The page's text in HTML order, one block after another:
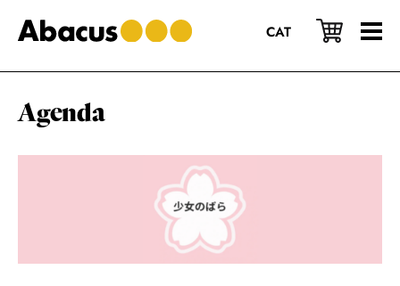
al
contenido
a
la
lateral
al
pie
página
CAT
Agenda